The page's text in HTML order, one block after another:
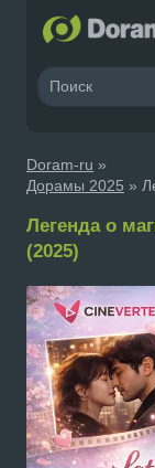
Doram-ru »
Дорамы 2025 »
Легенда о
(2025)